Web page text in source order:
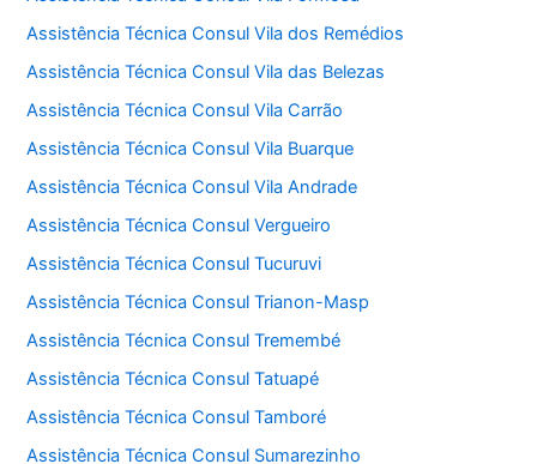
Assistência Técnica Consul Vila dos Remédios
Assistência Técnica Consul Vila das Belezas
Assistência Técnica Consul Vila Carrão
Assistência Técnica Consul Vila Buarque
Assistência Técnica Consul Vila Andrade
Assistência Técnica Consul Vergueiro
Assistência Técnica Consul Tucuruvi
Assistência Técnica Consul Trianon-Masp
Assistência Técnica Consul Tremembé
Assistência Técnica Consul Tatuapé
Assistência Técnica Consul Tamboré
Assistência Técnica Consul Sumarezinho